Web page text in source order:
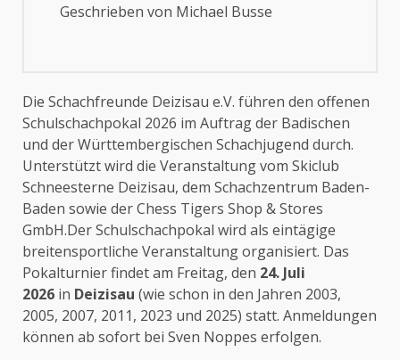
Geschrieben von Michael Busse
Die Schachfreunde Deizisau e.V. führen den offenen
Schulschachpokal 2026 im Auftrag der Badischen
und der Württembergischen Schachjugend durch.
Unterstützt wird die Veranstaltung vom Skiclub
Schneesterne Deizisau, dem Schachzentrum Baden-
Baden sowie der Chess Tigers Shop & Stores
GmbH.Der Schulschachpokal wird als eintägige
breitensportliche Veranstaltung organisiert. Das
Pokalturnier findet am Freitag, den 24. Juli
2026 in Deizisau (wie schon in den Jahren 2003,
2005, 2007, 2011, 2023 und 2025) statt. Anmeldungen
können ab sofort bei Sven Noppes erfolgen.